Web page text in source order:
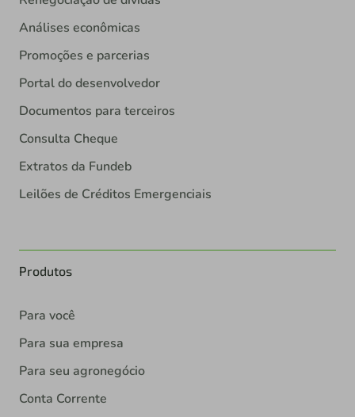
Análises econômicas
Promoções e parcerias
Portal do desenvolvedor
Documentos para terceiros
Consulta Cheque
Extratos da Fundeb
Leilões de Créditos Emergenciais
Produtos
Para você
Para sua empresa
Para seu agronegócio
Conta Corrente